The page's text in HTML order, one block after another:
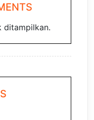
ditampilkan.